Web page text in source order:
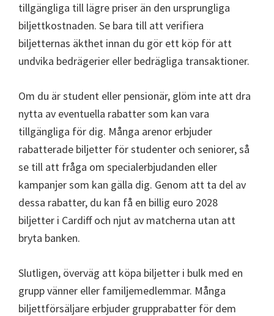
tillgängliga till lägre priser än den ursprungliga
biljettkostnaden. Se bara till att verifiera
biljetternas äkthet innan du gör ett köp för att
undvika bedrägerier eller bedrägliga transaktioner.
Om du är student eller pensionär, glöm inte att dra
nytta av eventuella rabatter som kan vara
tillgängliga för dig. Många arenor erbjuder
rabatterade biljetter för studenter och seniorer, så
se till att fråga om specialerbjudanden eller
kampanjer som kan gälla dig. Genom att ta del av
dessa rabatter, du kan få en billig euro 2028
biljetter i Cardiff och njut av matcherna utan att
bryta banken.
Slutligen, överväg att köpa biljetter i bulk med en
grupp vänner eller familjemedlemmar. Många
biljettförsäljare erbjuder grupprabatter för dem